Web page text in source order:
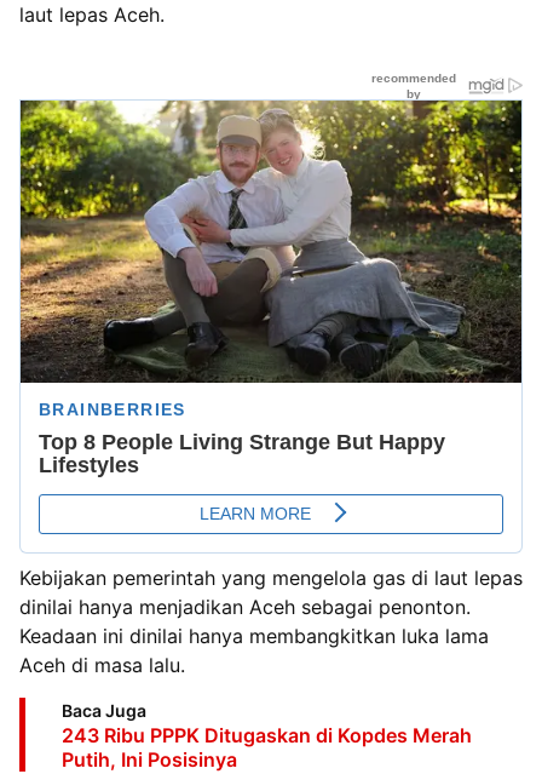
laut lepas Aceh.
Kebijakan pemerintah yang mengelola gas di laut lepas
dinilai hanya menjadikan Aceh sebagai penonton.
Keadaan ini dinilai hanya membangkitkan luka lama
Aceh di masa lalu.
Baca Juga
243 Ribu PPPK Ditugaskan di Kopdes Merah
Putih, Ini Posisinya